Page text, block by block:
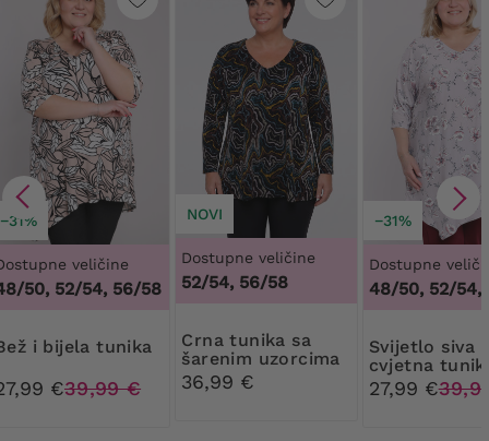
−31%
veličine
50, 52/54, 56/58
Bež i bijela tunika
€39,99 €
NOVI
Dostupne veličine
52/54, 56/58
Crna tunika sa
šarenim uzorcima
36,99 €
−31%
Dostupne
48/50, 52/54,
Svijetlo siva
cvjetna
27,99 €